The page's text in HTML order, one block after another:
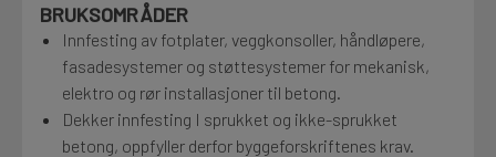
Kampanjer
Kvalitetsprodukter til ekstra gode priser
BRUKSOMRÅDER
Innfesting av fotplater, veggkonsoller, håndløpere,
fasadesystemer og støttesystemer for mekanisk,
elektro og rør installasjoner til betong.
Dekker innfesting I sprukket og ikke-sprukket
betong, oppfyller derfor byggeforskriftenes krav.